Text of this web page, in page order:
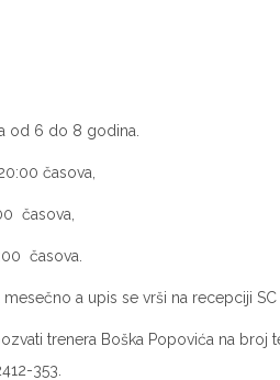
od 6 do 8 godina.
časova,
časova.
a upis se vrši na recepciji SC
trenera Boška Popovića na
353.